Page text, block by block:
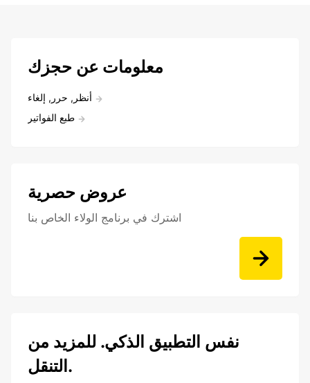
معلومات عن حجزك
أنظر, حرر, إلغاء
طبع الفواتير
عروض حصرية
اشترك في برنامج الولاء الخاص بنا
نفس التطبيق الذكي. للمزيد من
التنقل.